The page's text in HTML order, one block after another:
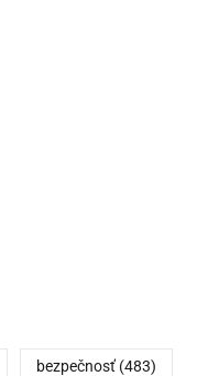
bezpečnosť (483)